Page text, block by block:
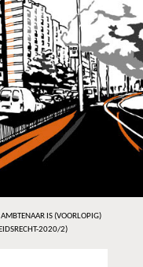
IS (VOORLOPIG)
2020/2)